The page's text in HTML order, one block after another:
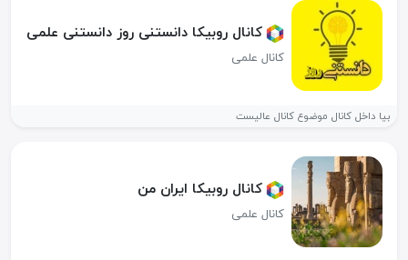
کانال روبیکا دانستنی روز دانستنی علمی
کانال علمی
بیا داخل کانال موضوع کانال عالیست
کانال روبیکا ايران من
کانال علمی